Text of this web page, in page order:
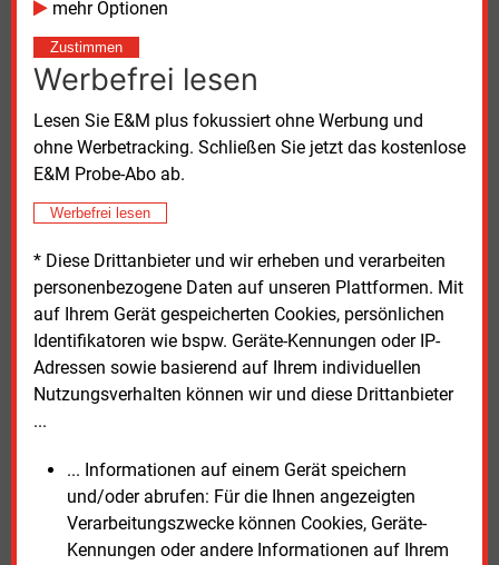
mehr Optionen
Zustimmen
Werbefrei lesen
Lesen Sie E&M plus fokussiert ohne Werbung und
ohne Werbetracking. Schließen Sie jetzt das kostenlose
E&M Probe-Abo ab.
Werbefrei lesen
* Diese Drittanbieter und wir erheben und verarbeiten
personenbezogene Daten auf unseren Plattformen. Mit
auf Ihrem Gerät gespeicherten Cookies, persönlichen
Identifikatoren wie bspw. Geräte-Kennungen oder IP-
Adressen sowie basierend auf Ihrem individuellen
Nutzungsverhalten können wir und diese Drittanbieter
...
... Informationen auf einem Gerät speichern
und/oder abrufen: Für die Ihnen angezeigten
Verarbeitungszwecke können Cookies, Geräte-
Kennungen oder andere Informationen auf Ihrem
Die Fortschreibung der NWS ist überwiegend begrüßt
worden. Sie ist ohne Zweifel ein Schritt in die richtige
Durchführung großvolumiger Investitionen durch
Finanzinvestoren dürfte aber weiterhin
herausfordernd bleiben, solange die Leitplanken für
entsprechende Investitionen und angemessene
*Dr. Christoph Nawroth ist Partner der Kanzlei Herbert
Smith Freehills mit Sitz in Düsseldorf.
Dr. Christoph Nawroth
Quelle: KanzleiHerbert Smith Freehills